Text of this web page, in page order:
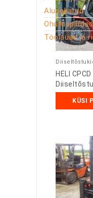
Alusekärud
Ohutuspiirded
Töölauad ja
HELI
KÜSI